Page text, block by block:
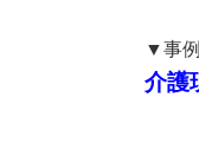
▼事
介護